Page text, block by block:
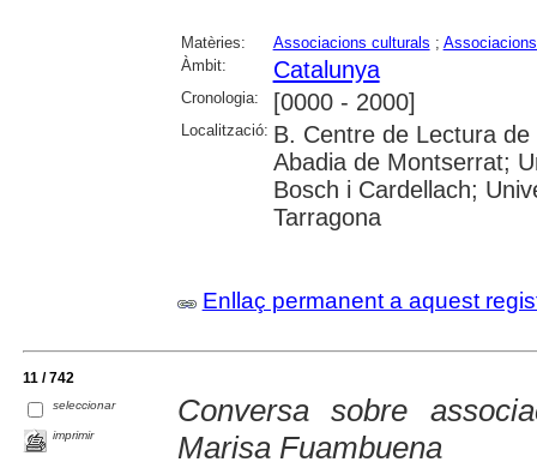
Matèries: Associacions culturals ;
Àmbit:
Catalunya
Cronologia: [0000 - 2000]
Localització: B. Centre de Lectura
Abadia de Montserrat;
Bosch i Cardellach;
Tarragona
Enllaç permanent a aquest
11 / 742
seleccionar
imprimir
Conversa sobre
Marisa Fuambuena